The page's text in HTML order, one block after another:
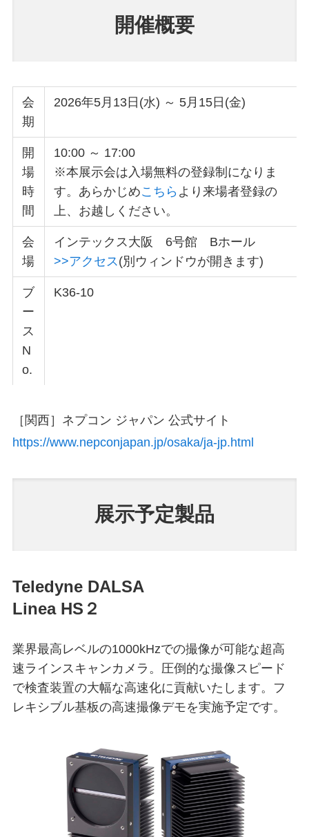
開催概要
会
期
2026年5月13日(水) ～ 5月15日(金)
開
場
時
間
10:00 ～ 17:00
※本展示会は入場無料の登録制になりま
す。あらかじめこちら より来場者登録の
上、お越しください。
会
場
インテックス大阪 6号館 Bホール
>>アクセス (別ウィンドウが開きます)
ブ
ー
ス
N
o.
K36-10
［関西］ネプコン ジャパン 公式サイト
https://www.nepconjapan.jp/osaka/ja-jp.html
展示予定製品
Teledyne DALSA
Linea HS２
業界最高レベルの1000kHzでの撮像が可能な超高
速ラインスキャンカメラ。圧倒的な撮像スピード
で検査装置の大幅な高速化に貢献いたします。フ
レキシブル基板の高速撮像デモを実施予定です。